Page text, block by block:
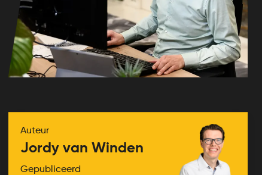
Auteur
Jordy van Winden
Gepubliceerd